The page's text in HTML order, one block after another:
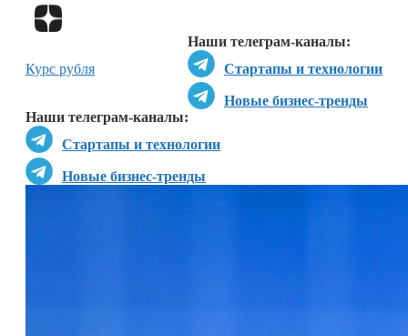
Наши телеграм-каналы:
Стартапы и технологии
Новые бизнес-тренды
Наши телеграм-каналы:
Стартапы и технологии
Новые бизнес-тренды
Курс рубля